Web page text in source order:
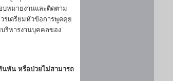
หมายงานและติดตาม
เตรียมหัวข้อการพูดคุย
ริหารงานบุคคลของ
นหัน หรือป่วยไม่สามารถ